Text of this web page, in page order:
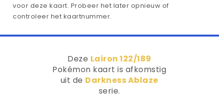
voor deze kaart. Probeer het later opnieuw of
controleer het kaartnummer.
Deze Lairon 122/189
Pokémon kaart is afkomstig
uit de Darkness Ablaze
serie.